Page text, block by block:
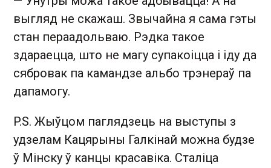
выгляд не скажаш. Звычайна я сама гэты
стан пераадольваю. Рэдка такое
здараецца, што не магу супакоіцца і іду да
сябровак па камандзе альбо трэнераў па
дапамогу.
P.S. Жыўцом паглядзець на выступы з
удзелам Кацярыны Галкінай можна будзе
ў Мінску ў канцы красавіка. Сталіца